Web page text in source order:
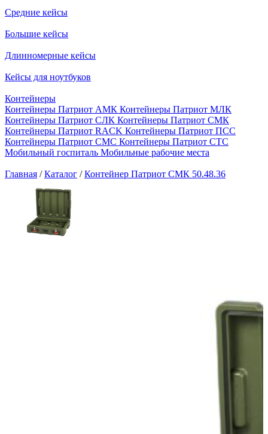
Средние кейсы
Большие кейсы
Длинномерные кейсы
Кейсы для ноутбуков
Контейнеры
Контейнеры Патриот АМК Контейнеры Патриот МЛК
Контейнеры Патриот СЛК Контейнеры Патриот СМК
Контейнеры Патриот RACK Контейнеры Патриот ПСС
Контейнеры Патриот СМС Контейнеры Патриот СТС
Мобильный госпиталь Мобильные рабочие места
Главная / Каталог / Контейнер Патриот СМК 50.48.36